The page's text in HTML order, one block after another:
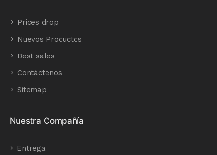
Prices drop
Nuevos Productos
Best sales
Contáctenos
Sitemap
Nuestra Compañía
Entrega